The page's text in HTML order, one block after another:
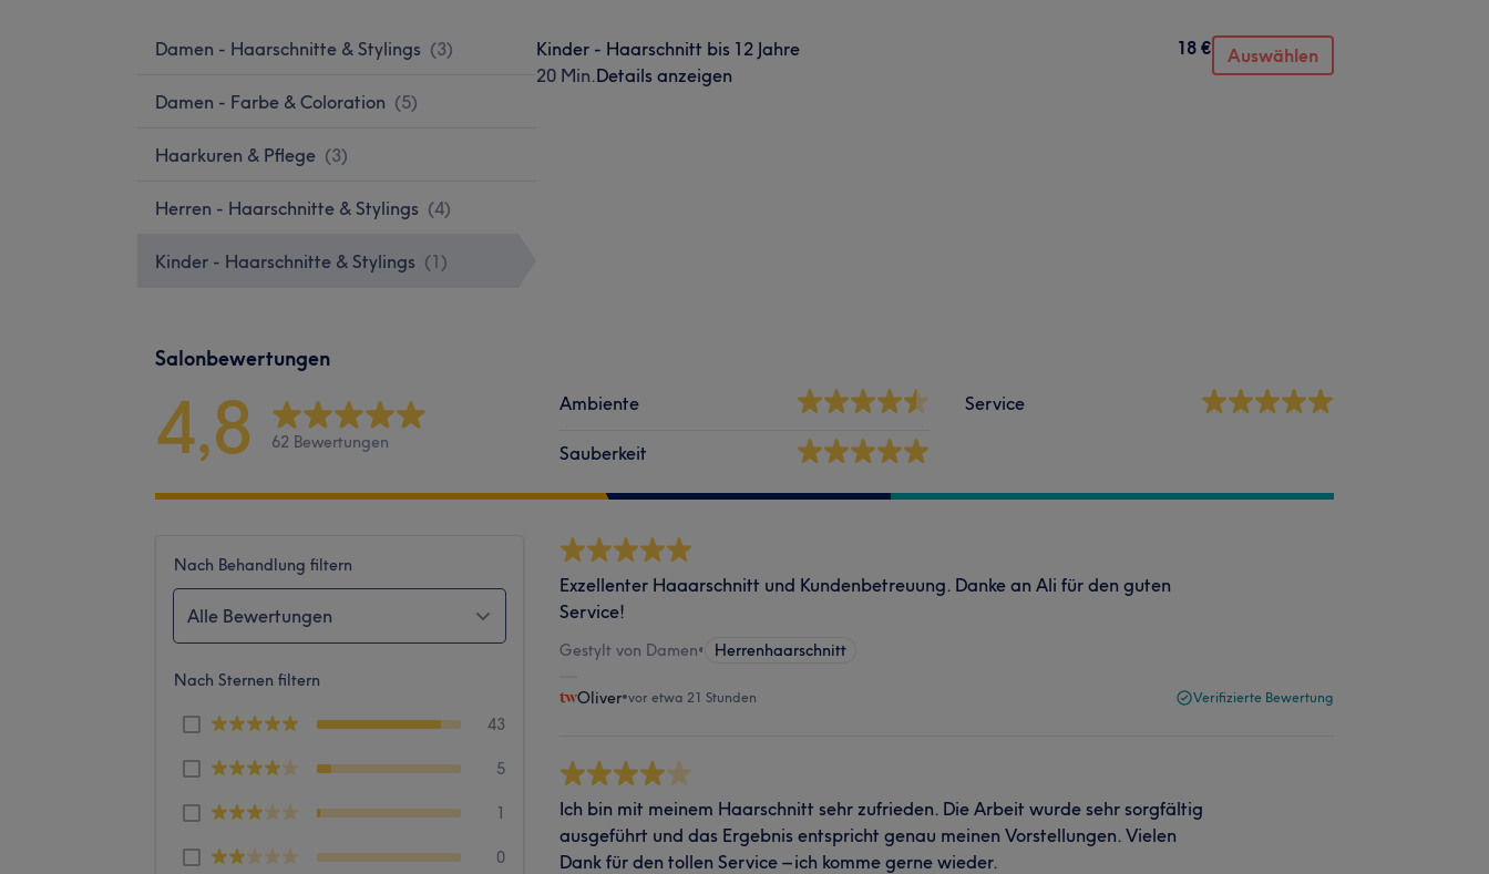
Damen - Haarschnitte & Stylings (3)
Damen - Farbe & Coloration (5)
Haarkuren & Pflege (3)
Herren - Haarschnitte & Stylings (4)
Kinder - Haarschnitte & Stylings (1 )
Kinder - Haarschnitt bis 12 Jahre
20 Min.Details anzeigen
18 € Auswählen
Salonbewertungen
4,8 62 Bewertungen
Ambiente
Sauberkeit
Service
Nach Behandlung filtern
Alle Bewertungen
Nach Sternen filtern
43
5
1
0
Exzellenter Haaarschnitt und Kundenbetreuung. Danke an Ali für den guten
Service!
Gestylt von Damen• Herrenhaarschnitt
Oliver•vor etwa 21 Stunden Verifizierte Bewertung
Ich bin mit meinem Haarschnitt sehr zufrieden. Die Arbeit wurde sehr sorgfältig
ausgeführt und das Ergebnis entspricht genau meinen Vorstellungen. Vielen
Dank für den tollen Service – ich komme gerne wieder.